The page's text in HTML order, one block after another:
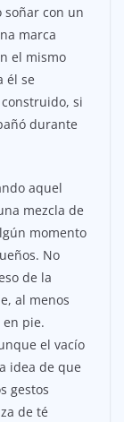
soñar con un
marca
el mismo
él se
si
durante
aquel
mezcla de
momento
No
de la
al menos
pie.
el vacío
idea de que
gestos
de té